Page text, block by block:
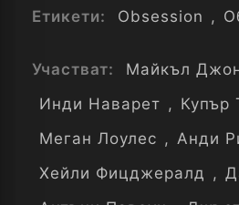
Етикети:
Obsession ,
Участват: Майкъл
Инди Наварет , Купър
Меган Лоулес , Анди
Хейли Фицджералд ,